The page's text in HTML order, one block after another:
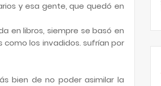
y esa gente, que quedó en
en libros, siempre se basó en
los invadidos. sufrían por
bien de no poder asimilar la